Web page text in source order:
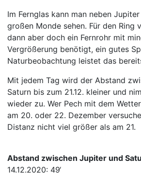
Im Fernglas kann man neben
großen Monde sehen. Für den Ring
dann aber doch ein Fernrohr mit
Vergrößerung benötigt, ein gutes
Naturbeobachtung leistet das
Mit jedem Tag wird der Abstand
Saturn bis zum 21.12. kleiner und
wieder zu. Wer Pech mit dem
am 20. oder 22. Dezember
Distanz nicht viel größer als am 21.
Abstand zwischen Jupiter und
14.12.2020: 49‘